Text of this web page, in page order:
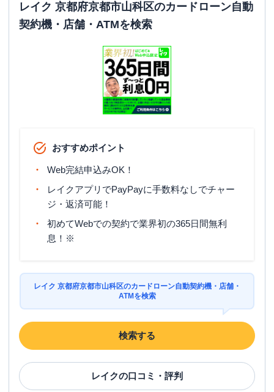
レイク 京都府京都市山科区のカードローン自動
契約機・店舗・ATMを検索
おすすめポイント
Web完結申込みOK！
レイクアプリでPayPayに手数料なしでチャー
ジ・返済可能！
初めてWebでの契約で業界初の365日間無利
息！※
レイク 京都府京都市山科区のカードローン自動契約機・店舗・
ATMを検索
検索する
レイクの口コミ・評判